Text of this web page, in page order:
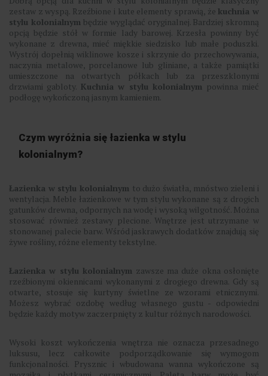
zestaw z wyspą. Rzeźbione i kute elementy sprawią, że kuchnia w
stylu kolonialnym będzie wyglądać oryginalnej. Bardziej skromną
opcją będzie stół w formie lady barowej. Krzesła powinny być
wykonane z drewna, mieć miękkie siedzisko lub małe poduszki.
Wystrój dopełnią wiklinowe kosze i skrzynie do przechowywania,
naczynia metalowe, porcelanowe lub gliniane, a także pamiątki
umieszczone na otwartych półkach lub za przeszklonymi
drzwiami gabloty. Kuchnia w stylu kolonialnym powinna mieć
podłogę wykończoną jasnym kamieniem.
Czym wyróżnia się łazienka w stylu
kolonialnym?
Łazienka w stylu kolonialnym to dużo światła, mnóstwo zieleni i
wentylacja. Meble łazienkowe w tym stylu wykonane są z drogich
gatunków drewna, odpornych na wodę i wysoką wilgotność. Można
stosować również zestawy plecione. Wnętrze jest utrzymane w
stonowanej palecie barw. Wśród jaskrawych dodatków znajdują się
żywe rośliny, różne elementy tekstylne.
Łazienka w stylu kolonialnym zawsze ma duże okna osłonięte
rzeźbionymi okiennicami wykonanymi z drogiego drewna. Gdy są
otwarte, stosuje się kurtyny świetlne ze wzorami etnicznymi.
Możesz wybrać ozdobę według własnego gustu - odpowiedni
będzie każdy motyw zaczerpnięty z kultur różnych narodowości.
Wysoki koszt wykończenia wnętrza nie oznacza przesadnego
luksusu, lecz całkowite podporządkowanie się wymogom
funkcjonalności. Prysznic i wbudowana wanna wykończone są